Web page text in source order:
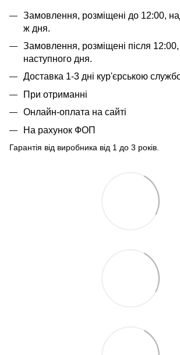
Замовлення, розміщені до 12:00,
ж дня.
Замовлення, розміщені після
наступного дня.
Доставка 1-3 дні кур'єрською
При отриманні
Онлайн-оплата на сайті
На рахунок ФОП
Гарантія від виробника від 1 до 3 років.